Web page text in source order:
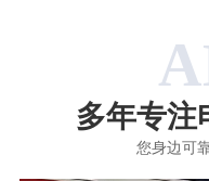
多年专注
您身边可